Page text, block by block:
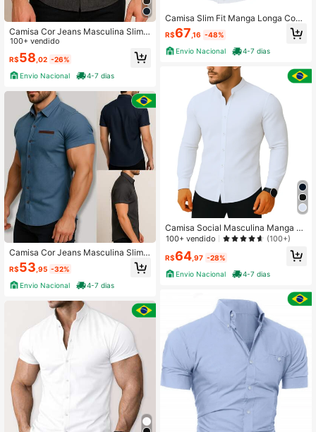
Camisa Cor Jeans Masculina Slim F
it Manga Curta Social Premium Con
forto e Elegância
100+ vendido
R$58 ,02 -26%
Envio Nacional
4-7 dias
Camisa Cor Jeans Masculina Slim F
it Manga Curta Social Algodão Botõ
es Premium Ajuste Regular
R$53 ,95 -32%
Envio Nacional
4-7 dias
Camisa Slim Fit Manga Longa Com
Elastano Premium
R$67,16 -48%
Envio Nacional
4-7 dias
Camisa Social Masculina Manga C
umprida Gola Padre Slim Premium
100+ vendido (100+)
R$64 ,97 -28%
Envio Nacional
4-7 dias